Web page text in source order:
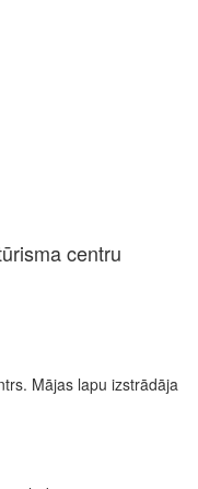
centru
Mājas lapu izstrādāja